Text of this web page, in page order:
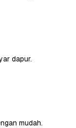
dapur.
mudah.